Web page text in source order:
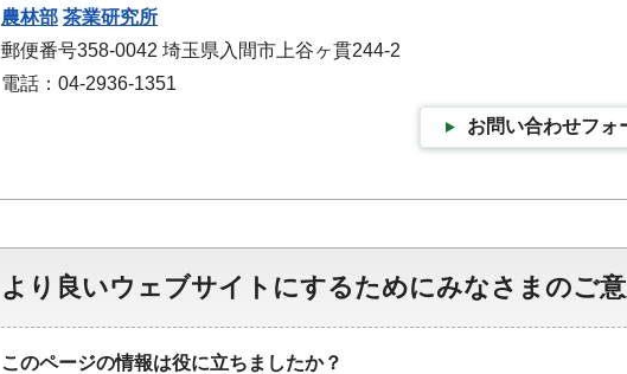
農林部 茶業研究所
郵便番号358-0042 埼玉県入間市上谷ヶ貫244-2
電話：04-2936-1351
お問い合わせフォ
より良いウェブサイトにするためにみなさまのご
このページの情報は役に立ちましたか？